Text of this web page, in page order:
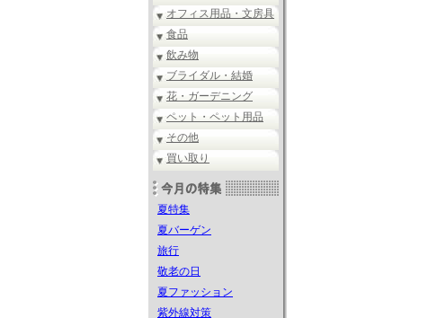
オフィス用品・文房具
食品
飲み物
ブライダル・結婚
花・ガーデニング
ペット・ペット用品
その他
買い取り
夏特集
夏バーゲン
旅行
敬老の日
夏ファッション
紫外線対策